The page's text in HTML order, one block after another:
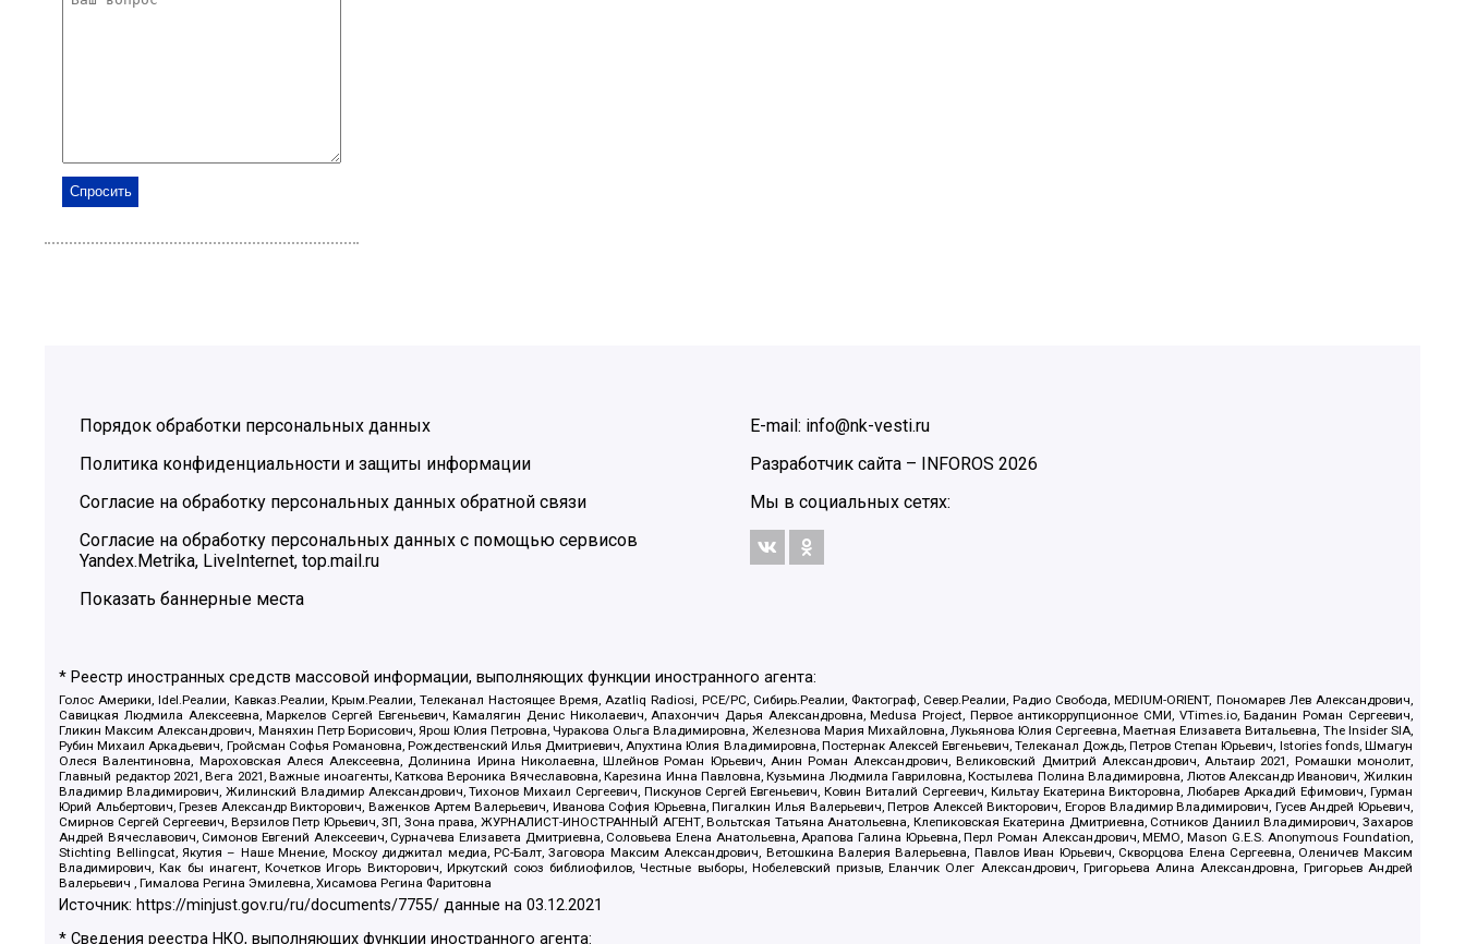
Порядок обработки персональных данных
Политика конфиденциальности и защиты информации
Согласие на обработку персональных данных обратной связи
Согласие на обработку персональных данных с помощью сервисов
Yandex.Metrika, LiveInternet, top.mail.ru
Показать баннерные места
E-mail: info@nk-vesti.ru
Разработчик сайта – INFOROS 2026
Мы в социальных сетях:
* Реестр иностранных средств массовой информации, выполняющих функции иностранного агента:
Голос Америки, Idel.Реалии, Кавказ.Реалии, Крым.Реалии, Телеканал Настоящее Время, Azatliq Radiosi, PCE/PC, Сибирь.Реалии, Фактограф, Север.Реалии, Радио Свобода, MEDIUM-ORIENT, Пономарев Лев Александрович,
Савицкая Людмила Алексеевна, Маркелов Сергей Евгеньевич, Камалягин Денис Николаевич, Апахончич Дарья Александровна, Medusa Project, Первое антикоррупционное СМИ, VTimes.io, Баданин Роман Сергеевич,
Гликин Максим Александрович, Маняхин Петр Борисович, Ярош Юлия Петровна, Чуракова Ольга Владимировна, Железнова Мария Михайловна, Лукьянова Юлия Сергеевна, Маетная Елизавета Витальевна, The Insider SIA,
Рубин Михаил Аркадьевич, Гройсман Софья Романовна, Рождественский Илья Дмитриевич, Апухтина Юлия Владимировна, Постернак Алексей Евгеньевич, Телеканал Дождь, Петров Степан Юрьевич, Istories fonds, Шмагун
Олеся Валентиновна, Мароховская Алеся Алексеевна, Долинина Ирина Николаевна, Шлейнов Роман Юрьевич, Анин Роман Александрович, Великовский Дмитрий Александрович, Альтаир 2021, Ромашки монолит,
Главный редактор 2021, Вега 2021, Важные иноагенты, Каткова Вероника Вячеславовна, Карезина Инна Павловна, Кузьмина Людмила Гавриловна, Костылева Полина Владимировна, Лютов Александр Иванович, Жилкин
Владимир Владимирович, Жилинский Владимир Александрович, Тихонов Михаил Сергеевич, Пискунов Сергей Евгеньевич, Ковин Виталий Сергеевич, Кильтау Екатерина Викторовна, Любарев Аркадий Ефимович, Гурман
Юрий Альбертович, Грезев Александр Викторович, Важенков Артем Валерьевич, Иванова София Юрьевна, Пигалкин Илья Валерьевич, Петров Алексей Викторович, Егоров Владимир Владимирович, Гусев Андрей Юрьевич,
Смирнов Сергей Сергеевич, Верзилов Петр Юрьевич, ЗП, Зона права, ЖУРНАЛИСТ-ИНОСТРАННЫЙ АГЕНТ, Вольтская Татьяна Анатольевна, Клепиковская Екатерина Дмитриевна, Сотников Даниил Владимирович, Захаров
Андрей Вячеславович, Симонов Евгений Алексеевич, Сурначева Елизавета Дмитриевна, Соловьева Елена Анатольевна, Арапова Галина Юрьевна, Перл Роман Александрович, МЕМО, Mason G.E.S. Anonymous Foundation,
Stichting Bellingcat, Якутия – Наше Мнение, Москоу диджитал медиа, РС-Балт, Заговора Максим Александрович, Ветошкина Валерия Валерьевна, Павлов Иван Юрьевич, Скворцова Елена Сергеевна, Оленичев Максим
Владимирович, Как бы инагент, Кочетков Игорь Викторович, Иркутский союз библиофилов, Честные выборы, Нобелевский призыв, Еланчик Олег Александрович, Григорьева Алина Александровна, Григорьев Андрей
Валерьевич , Гималова Регина Эмилевна, Хисамова Регина Фаритовна
Источник: https://minjust.gov.ru/ru/documents/7755/ данные на03.12.2021
* Сведения реестра НКО, выполняющих функции иностранного агента: